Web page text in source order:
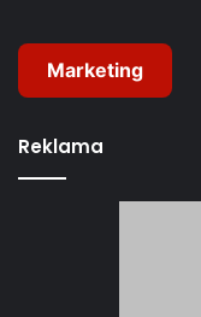
Marketing
Reklama